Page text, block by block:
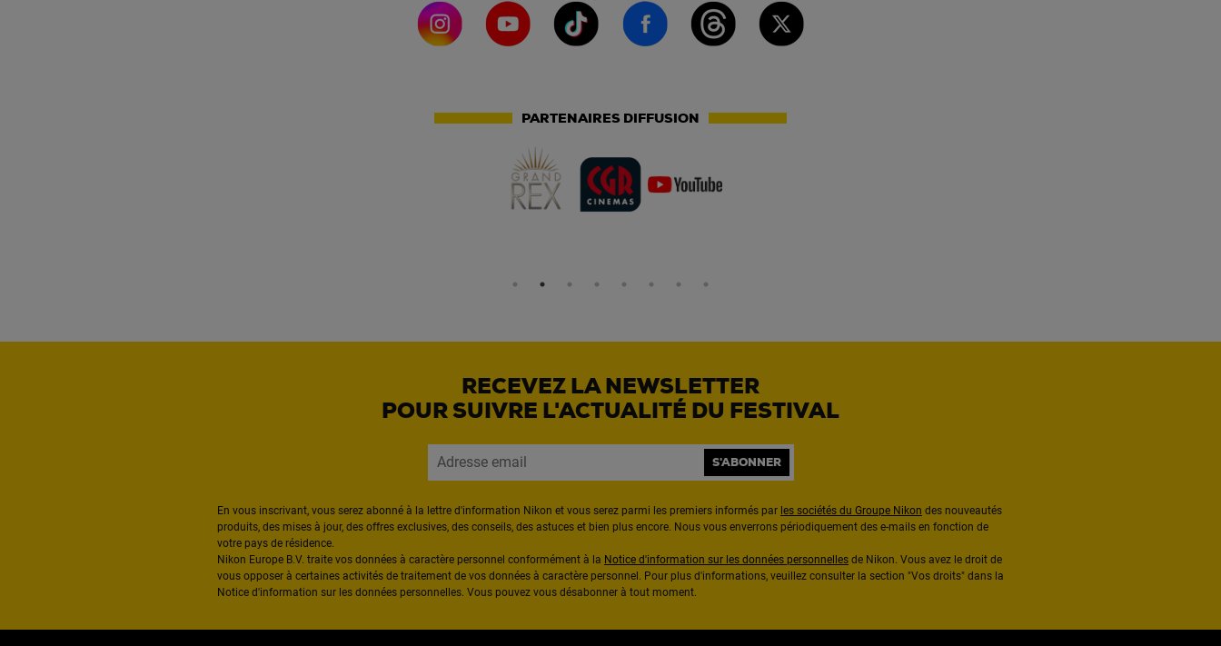
PARTENAIRES DIFFUSION
RECEVEZ LA NEWSLETTER
POUR SUIVRE L'ACTUALITÉ DU FESTIVAL
S'ABONNER
En vous inscrivant, vous serez abonné à la lettre d'information Nikon et vous serez parmi les premiers informés par les sociétés du Groupe Nikon des nouveautés
produits, des mises à jour, des offres exclusives, des conseils, des astuces et bien plus encore. Nous vous enverrons périodiquement des e-mails en fonction de
votre pays de résidence.
Nikon Europe B.V. traite vos données à caractère personnel conformément à la Notice d'information sur les données personnelles de Nikon. Vous avez le droit de
vous opposer à certaines activités de traitement de vos données à caractère personnel. Pour plus d'informations, veuillez consulter la section "Vos droits" dans la
Notice d'information sur les données personnelles. Vous pouvez vous désabonner à tout moment.